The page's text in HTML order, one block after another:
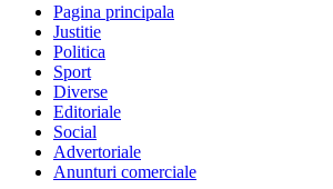
Pagina principala
Justitie
Politica
Sport
Diverse
Editoriale
Social
Advertoriale
Anunturi comerciale